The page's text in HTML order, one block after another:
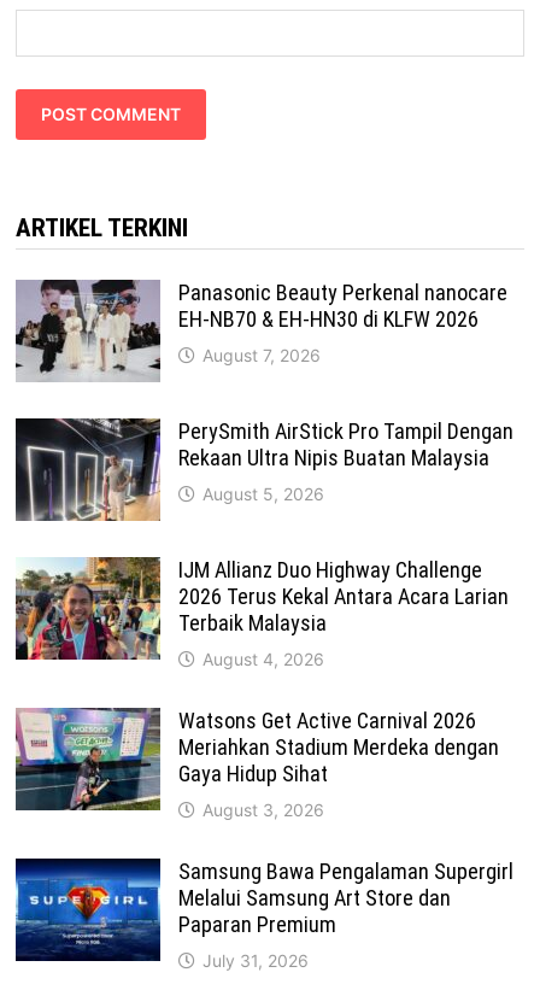
ARTIKEL TERKINI
Panasonic Beauty Perkenal nanocare
EH-NB70 & EH-HN30 di KLFW 2026
August 7, 2026
PerySmith AirStick Pro Tampil Dengan
Rekaan Ultra Nipis Buatan Malaysia
August 5, 2026
IJM Allianz Duo Highway Challenge
2026 Terus Kekal Antara Acara Larian
Terbaik Malaysia
August 4, 2026
Watsons Get Active Carnival 2026
Meriahkan Stadium Merdeka dengan
Gaya Hidup Sihat
August 3, 2026
Samsung Bawa Pengalaman Supergirl
Melalui Samsung Art Store dan
Paparan Premium
July 31, 2026